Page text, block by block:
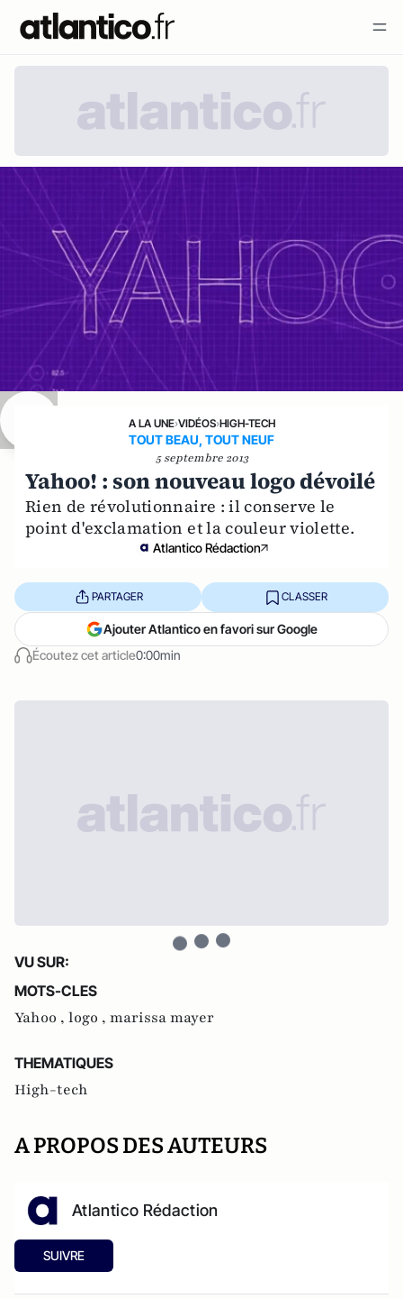
A LA UNE›VIDÉOS›HIGH-TECH
TOUT BEAU, TOUT NEUF
5 septembre 2013
Yahoo! : son nouveau logo dévoilé
Rien de révolutionnaire : il conserve le
point d'exclamation et la couleur violette.
Atlantico Rédaction
Écoutez cet article0:00min
PARTAGER CLASSER
Ajouter Atlantico en favori sur Google
VU SUR:
MOTS-CLES
Yahoo , logo , marissa mayer
THEMATIQUES
High-tech
A PROPOS DES AUTEURS
Atlantico Rédaction
SUIVRE